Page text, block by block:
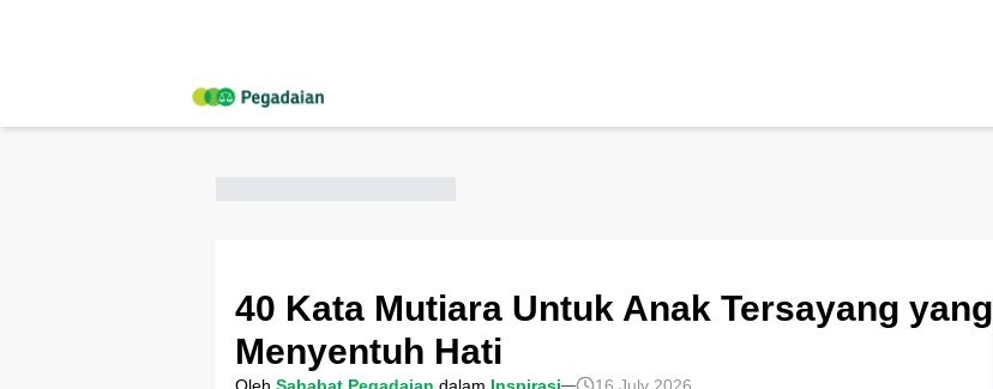
40 Kata Mutiara Untuk Anak Tersayang yang
Menyentuh Hati